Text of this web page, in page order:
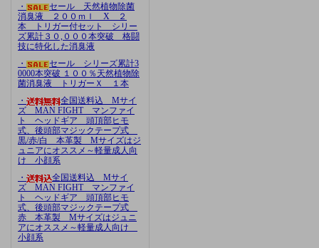
・
セール 天然植物除菌
消臭液 ２００ｍｌ X ２
本 トリガー付セット シリー
ズ累計３０,０００本突破 格闘
技に特化した消臭液
・
セール シリーズ累計3
0000本突破 １００％天然植物除
菌消臭液 トリガーＸ １本
・
全国送料込 Mサイ
ズ MAN FIGHT マンファイ
ト ヘッドギア 頭頂部ヒモ
式、後頭部マジックテープ式
黒/赤/白 本革製 Mサイズはジ
ュニアにオススメ～軽量成人向
け 小顔系
・
全国送料込 Mサイ
ズ MAN FIGHT マンファイ
ト ヘッドギア 頭頂部ヒモ
式、後頭部マジックテープ式
赤 本革製 Mサイズはジュニ
アにオススメ～軽量成人向け
小顔系